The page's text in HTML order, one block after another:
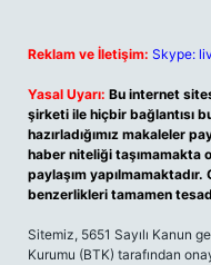
Reklam ve İletişim: Skype:
Yasal Uyarı: Bu internet
şirketi ile hiçbir bağlantısı
hazırladığımız makaleler
haber niteliği taşımamakta
paylaşım
benzerlikleri tamamen
Sitemiz, 5651 Sayılı Kanun
Kurumu (BTK) tarafından